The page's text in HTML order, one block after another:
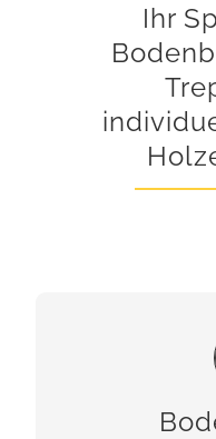
Ihr
DIE
Vinyl-
Laminat,